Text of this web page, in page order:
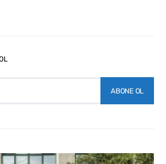
ABONE OL